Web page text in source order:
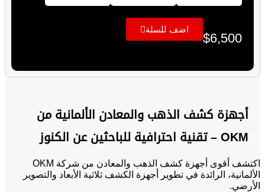
$6,500
اضف للسلة
أجهزة كشف الذهب والمعادن الألمانية من
OKM – تقنية احترافية للباحثين عن الكنوز
اكتشف أقوى أجهزة كشف الذهب والمعادن من شركة OKM
الألمانية، الرائدة في تطوير أجهزة الكشف ثلاثية الأبعاد والتصوير
الأرضي.